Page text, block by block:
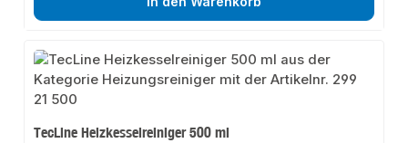
TecLine Heizkesselreiniger 500 ml